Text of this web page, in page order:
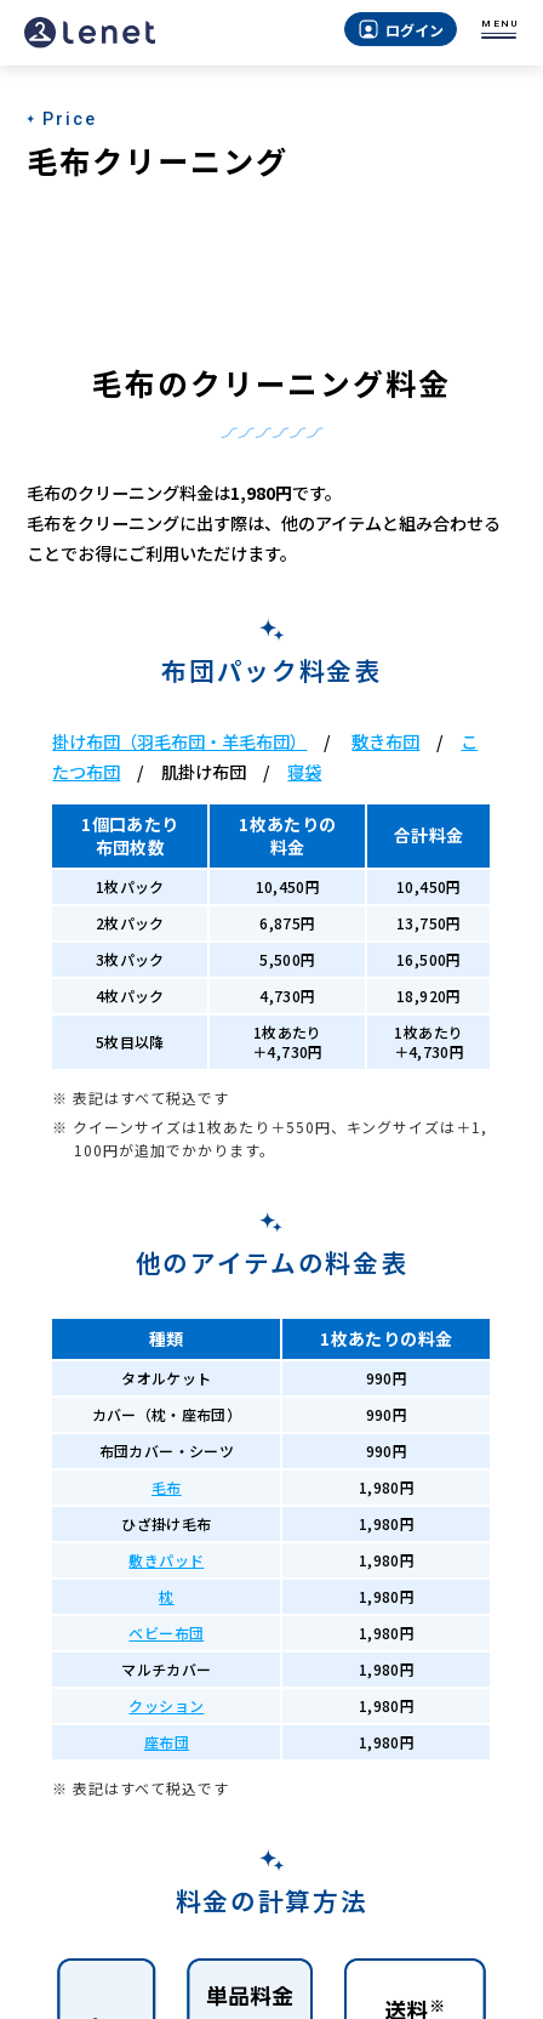
ログイン MENU
Price
毛布クリーニング
毛布のクリーニング料金
毛布のクリーニング料金は1,980円です。
毛布をクリーニングに出す際は、他のアイテムと組み合わせる
ことでお得にご利用いただけます。
布団パック料金表
掛け布団（羽毛布団・羊毛布団） /敷き布団 / こ
たつ布団 / 肌掛け布団 /寝袋
1個口あたり
布団枚数
1枚あたりの
料金
合計料金
1枚パック 10,450円
10,450円
2枚パック
6,875円
13,750円
3枚パック
5,500円
16,500円
4枚パック
4,730円 18,920円
5枚目以降
1枚あたり
＋4,730円
1枚あたり
＋4,730円
※ 表記はすべて税込です
※ クイーンサイズは1枚あたり＋550円、キングサイズは＋1,
100円が追加でかかります。
他のアイテムの料金表
種類 1枚あたりの料金
タオルケット
990円
カバー（枕・座布団）
990円
布団カバー・シーツ
990円
毛布
1,980円
ひざ掛け毛布
1,980円
敷きパッド
1,980円
枕
1,980円
ベビー布団
1,980円
マルチカバー
1,980円
クッション
1,980円
座布団
1,980円
※ 表記はすべて税込です
料金の計算方法